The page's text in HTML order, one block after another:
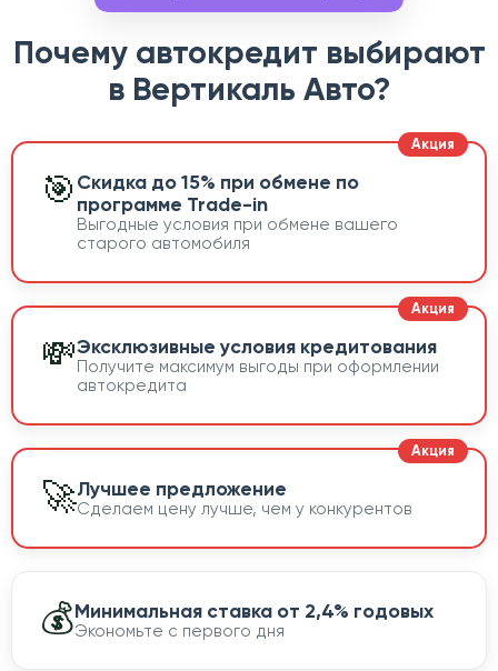
Почему автокредит выбирают
в Вертикаль Авто?
🎯 Скидка до 15% при обмене по
программе Trade-in
Выгодные условия при обмене вашего
старого автомобиля
💸Эксклюзивные условия кредитования
Получите максимум выгоды при оформлении
автокредита
🚀Лучшее предложение
Сделаем цену лучше, чем у конкурентов
💰Минимальная ставка от 2,4% годовых
Экономьте с первого дня